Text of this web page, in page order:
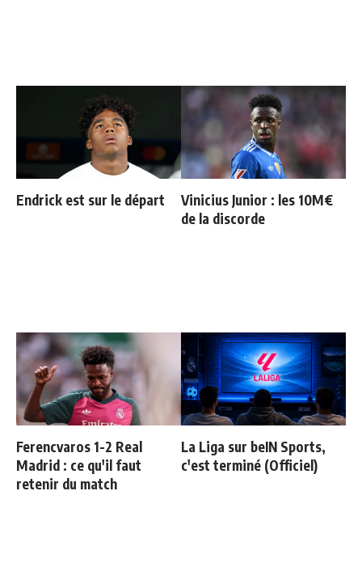
Endrick est sur le départ
Vinicius Junior : les 10M€
de la discorde
Ferencvaros 1-2 Real
Madrid : ce qu'il faut
retenir du match
La Liga sur beIN Sports,
c'est terminé (Officiel)